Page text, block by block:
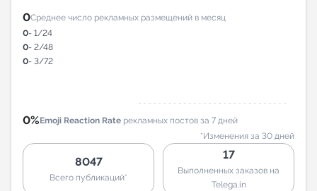
0Среднее число рекламных размещений в месяц
0- 1/24
0- 2/48
0- 3/72
0%Emoji Reaction Rate рекламных постов за 7 дней
*Изменения за 30 дней
8047
Всего публикаций*
17
Выполненных заказов на
Telega.in